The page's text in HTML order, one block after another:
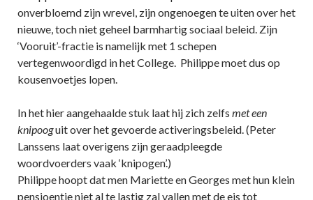
onverbloemd zijn wrevel, zijn ongenoegen te uiten over het
nieuwe, toch niet geheel barmhartig sociaal beleid. Zijn
‘Vooruit’-fractie is namelijk met 1 schepen
vertegenwoordigd in het College. Philippe moet dus op
kousenvoetjes lopen.
In het hier aangehaalde stuk laat hij zich zelfs met een
knipooguit over het gevoerde activeringsbeleid. (Peter
Lanssens laat overigens zijn geraadpleegde
woordvoerders vaak ‘knipogen’.)
Philippe hoopt dat men Mariette en Georges met hun klein
pensioentje niet al te lastig zal vallen met de eis tot